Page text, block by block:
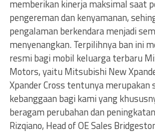
memberikan kinerja maksimal saat
pengereman dan kenyamanan,
pengalaman berkendara menjadi
menyenangkan. Terpilihnya ban ini
resmi bagi mobil keluarga terbaru
Motors, yaitu Mitsubishi New
Xpander Cross tentunya merupakan
kebanggaan bagi kami yang
beragam perubahan dan
Rizqiano, Head of OE Sales